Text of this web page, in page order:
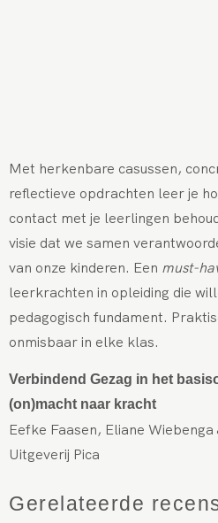
Met herkenbare casussen,
reflectieve opdrachten leer je
contact met je leerlingen
visie dat we samen
van onze kinderen. Een must-
leerkrachten in opleiding die
pedagogisch fundament.
onmisbaar in elke klas.
Verbindend Gezag in het
(on)macht naar kracht
Eefke Faasen, Eliane Wiebenga
Uitgeverij Pica
Gerelateerde